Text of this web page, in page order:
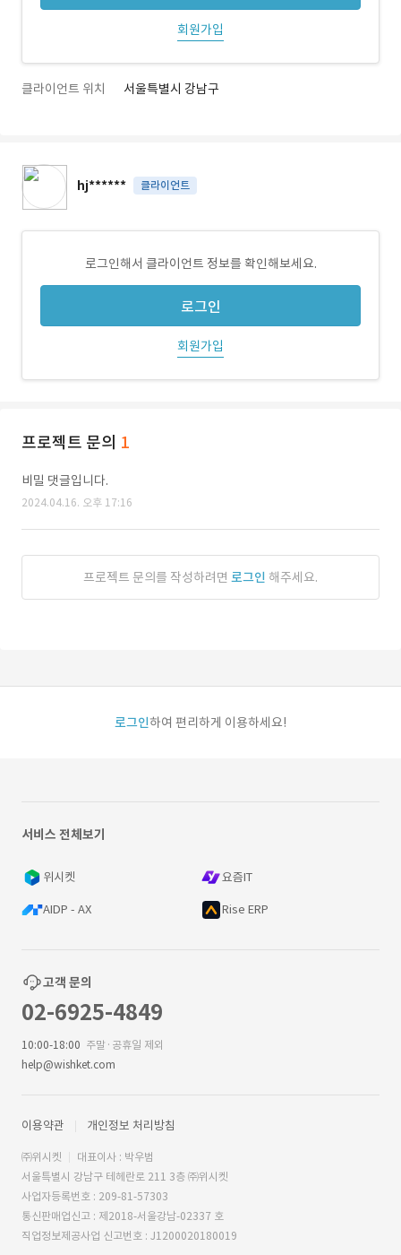
회원가입
클라이언트 위치 서울특별시 강남구
hj****** 클라이언트
로그인해서 클라이언트 정보를 확인해보세요.
로그인
회원가입
프로젝트 문의 1
비밀 댓글입니다.
2024.04.16. 오후 17:16
프로젝트 문의를 작성하려면 로그인 해주세요.
로그인하여 편리하게 이용하세요!
서비스 전체보기
위시켓 요즘IT
AIDP - AX Rise ERP
고객 문의
02-6925-4849
10:00-18:00 주말·공휴일 제외
help@wishket.com
이용약관 개인정보 처리방침
㈜위시켓
대표이사 : 박우범
서울특별시 강남구 테헤란로 211 3층 ㈜위시켓
사업자등록번호 : 209-81-57303
통신판매업신고 : 제2018-서울강남-02337 호
직업정보제공사업 신고번호 : J1200020180019